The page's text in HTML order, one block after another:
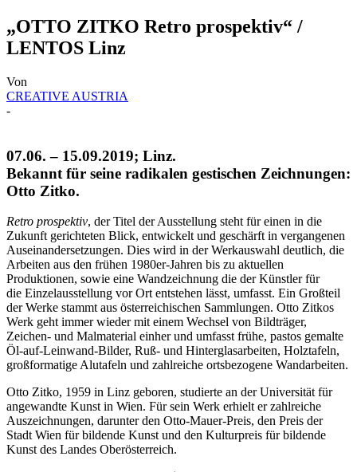
„OTTO ZITKO Retro prospektiv“ /
LENTOS Linz
Von
CREATIVE AUSTRIA
-
07.06. – 15.09.2019; Linz.
Bekannt für seine radikalen gestischen Zeichnungen:
Otto Zitko.
Retro prospektiv, der Titel der Ausstellung steht für einen in die
Zukunft gerichteten Blick, entwickelt und geschärft in vergangenen
Auseinandersetzungen. Dies wird in der Werkauswahl deutlich, die
Arbeiten aus den frühen 1980er-Jahren bis zu aktuellen
Produktionen, sowie eine Wandzeichnung die der Künstler für
die Einzelausstellung vor Ort entstehen lässt, umfasst. Ein Großteil
der Werke stammt aus österreichischen Sammlungen. Otto Zitkos
Werk geht immer wieder mit einem Wechsel von Bildträger,
Zeichen- und Malmaterial einher und umfasst frühe, pastos gemalte
Öl-auf-Leinwand-Bilder, Ruß- und Hinterglasarbeiten, Holztafeln,
großformatige Alutafeln und zahlreiche ortsbezogene Wandarbeiten.
Otto Zitko, 1959 in Linz geboren, studierte an der Universität für
angewandte Kunst in Wien. Für sein Werk erhielt er zahlreiche
Auszeichnungen, darunter den Otto-Mauer-Preis, den Preis der
Stadt Wien für bildende Kunst und den Kulturpreis für bildende
Kunst des Landes Oberösterreich.